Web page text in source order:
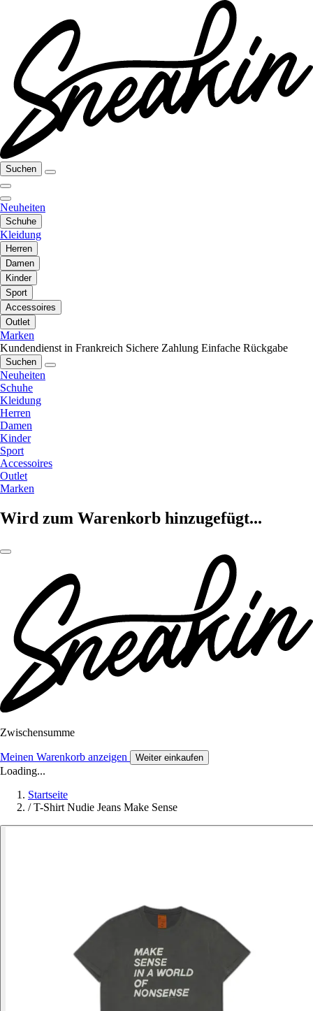
Suchen
Neuheiten
Schuhe
Kleidung
Herren
Damen
Kinder
Sport
Accessoires
Outlet
Marken
Kundendienst in Frankreich Sichere Zahlung Einfache Rückgabe
Suchen
Neuheiten
Schuhe
Kleidung
Herren
Damen
Kinder
Sport
Accessoires
Outlet
Marken
Wird zum Warenkorb hinzugefügt...
Zwischensumme
Meinen Warenkorb anzeigen Weiter einkaufen
Loading...
Startseite
/ T-Shirt Nudie Jeans Make Sense